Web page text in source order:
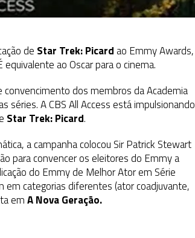
de Star Trek: Picard ao Emmy Awards,
ao Oscar para o cinema.
dos membros da Academia
séries. A CBS All Access está impulsionando
Star Trek: Picard.
a campanha colocou Sir Patrick Stewart
para convencer os eleitores do Emmy a
do Emmy de Melhor Ator em Série
em categorias diferentes (ator coadjuvante,
emA Nova Geração.